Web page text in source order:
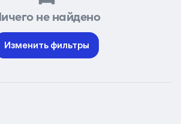
не найдено
Изменить фильтры